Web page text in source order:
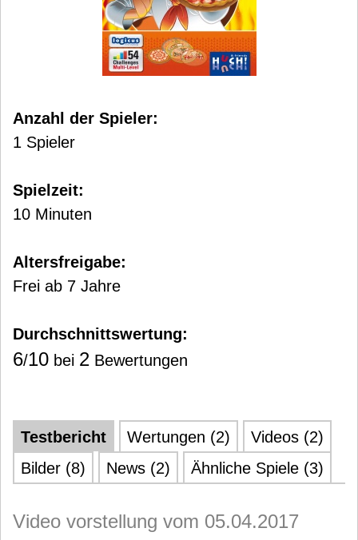
Anzahl der Spieler:
1 Spieler
Spielzeit:
10 Minuten
Altersfreigabe:
Frei ab 7 Jahre
Durchschnittswertung:
6/10 bei 2 Bewertungen
Testbericht Wertungen (2)
Videos (2)
Bilder (8)
News (2) Ähnliche Spiele (3)
Video vorstellung vom 05.04.2017